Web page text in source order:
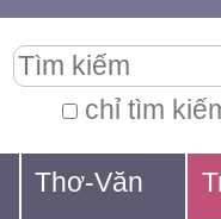
chỉ tìm
Thơ-Văn